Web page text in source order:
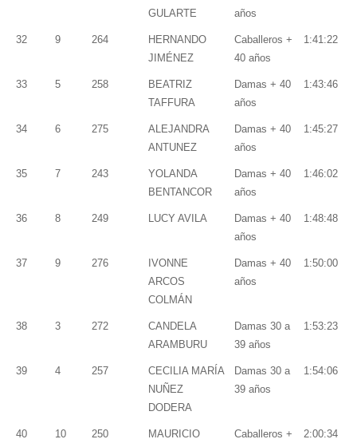
GULARTE
años
32 9 264
HERNANDO
JIMÉNEZ
Caballeros +
40 años
1:41:22
33 5 258
BEATRIZ
TAFFURA
Damas + 40
años
1:43:46
34 6 275
ALEJANDRA
ANTUNEZ
Damas + 40
años
1:45:27
35 7 243
YOLANDA
BENTANCOR
Damas + 40
años
1:46:02
36 8 249 LUCY AVILA
Damas + 40
años
1:48:48
37 9 276
IVONNE
ARCOS
COLMÁN
Damas + 40
años
1:50:00
38 3 272
CANDELA
ARAMBURU
Damas 30 a
39 años
1:53:23
39 4 257
CECILIA MARÍA
NUÑEZ
DODERA
Damas 30 a
39 años
1:54:06
40 10 250
MAURICIO
Caballeros +
2:00:34